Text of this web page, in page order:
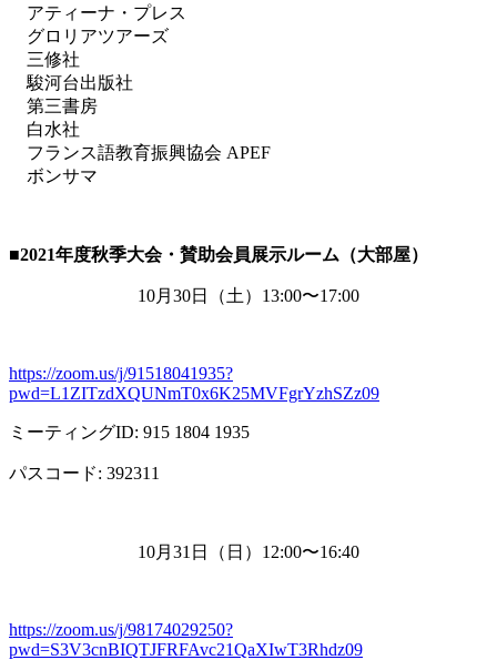
アティーナ・プレス
グロリアツアーズ
三修社
駿河台出版社
第三書房
白水社
フランス語教育振興協会 APEF
ボンサマ
■2021年度秋季大会・賛助会員展示ルーム（大部屋）
10月 30日（土） 13:00〜17:00
https://zoom.us/j/91518041935?
pwd=L1ZITzdXQUNmT0x6K25MVFgrYzhSZz09
ミーティングID: 915 1804 1935
パスコード: 392311
10月 31 日（日） 12:00〜16:40
https://zoom.us/j/98174029250?
pwd=S3V3cnBIQTJFRFAvc21QaXIwT3Rhdz09